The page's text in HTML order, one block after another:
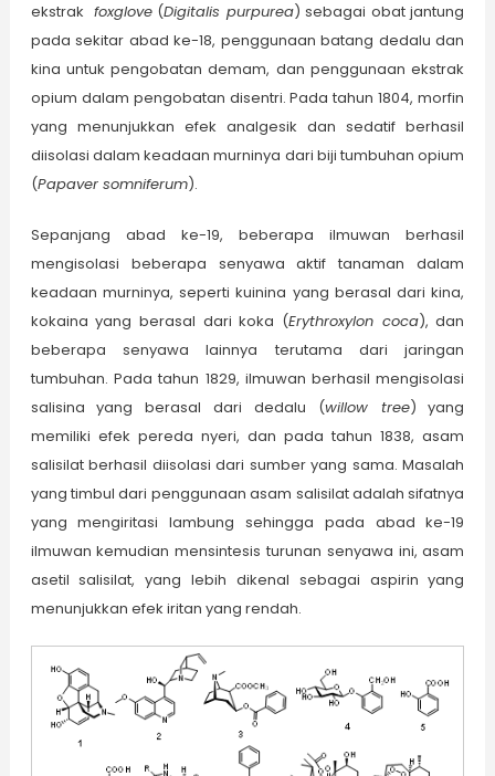
ekstrak foxglove(Digitalis purpurea) sebagai obat jantung
pada sekitar abad ke-18, penggunaan batang dedalu dan
kina untuk pengobatan demam, dan penggunaan ekstrak
opium dalam pengobatan disentri. Pada tahun 1804, morfin
yang menunjukkan efek analgesik dan sedatif berhasil
diisolasi dalam keadaan murninya dari biji tumbuhan opium
(Papaver somniferum).
Sepanjang abad ke-19, beberapa ilmuwan berhasil
mengisolasi beberapa senyawa aktif tanaman dalam
keadaan murninya, seperti kuinina yang berasal dari kina,
kokaina yang berasal dari koka (Erythroxylon coca), dan
beberapa senyawa lainnya terutama dari jaringan
tumbuhan. Pada tahun 1829, ilmuwan berhasil mengisolasi
salisina yang berasal dari dedalu (willow tree) yang
memiliki efek pereda nyeri, dan pada tahun 1838, asam
salisilat berhasil diisolasi dari sumber yang sama. Masalah
yang timbul dari penggunaan asam salisilat adalah sifatnya
yang mengiritasi lambung sehingga pada abad ke-19
ilmuwan kemudian mensintesis turunan senyawa ini, asam
asetil salisilat, yang lebih dikenal sebagai aspirin yang
menunjukkan efek iritan yang rendah.